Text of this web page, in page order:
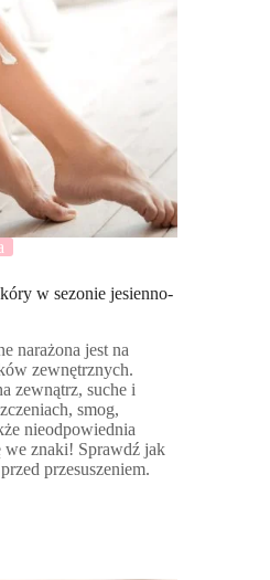
w sezonie jesienno-
narażona jest na
zewnętrznych.
zewnątrz, suche i
smog,
nieodpowiednia
we znaki! Sprawdź jak
przesuszeniem.